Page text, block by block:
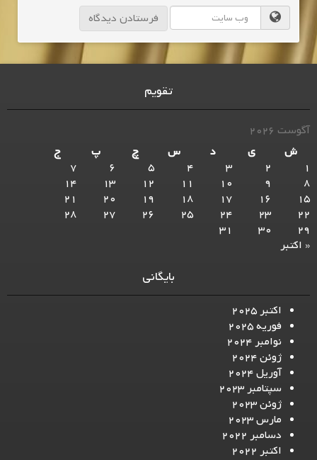
تقویم
آگوست 2026
ش
ی د س چ پ
ج
1
2
3
4
5
6
7
8
9
10
11
12
13
14
15
16
17
18
19
20
21
22
23
24
25
26
27
28
29
30
31
« اکتبر
بایگانی
اکتبر 2025
فوریه 2025
نوامبر 2024
ژوئن 2024
آوریل 2024
سپتامبر 2023
ژوئن 2023
مارس 2023
دسامبر 2022
اکتبر 2022